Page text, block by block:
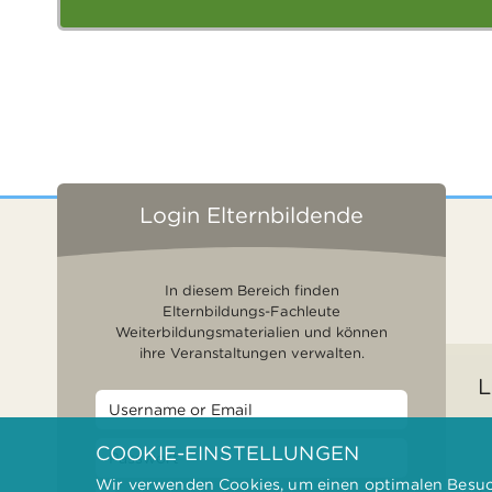
Login Elternbildende
In diesem Bereich finden
Elternbildungs-Fachleute
Weiterbildungsmaterialien und können
ihre Veranstaltungen verwalten.
COOKIE-EINSTELLUNGEN
Wir verwenden Cookies, um einen optimalen